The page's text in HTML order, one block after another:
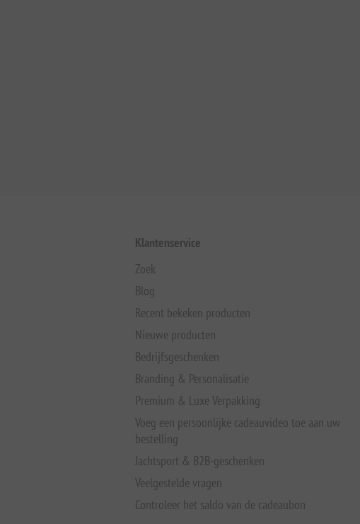
Klantenservice
Zoek
Blog
Recent bekeken producten
Nieuwe producten
Bedrijfsgeschenken
Branding & Personalisatie
Premium & Luxe Verpakking
Voeg een persoonlijke cadeauvideo toe aan uw
bestelling
Jachtsport & B2B-geschenken
Veelgestelde vragen
Controleer het saldo van de cadeaubon